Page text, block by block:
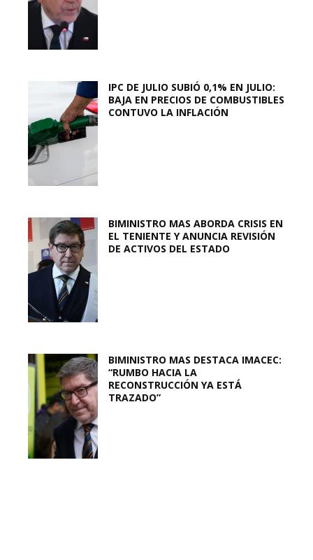
IPC DE JULIO SUBIÓ 0,1% EN JULIO:
BAJA EN PRECIOS DE COMBUSTIBLES
CONTUVO LA INFLACIÓN
BIMINISTRO MAS ABORDA CRISIS EN
EL TENIENTE Y ANUNCIA REVISIÓN
DE ACTIVOS DEL ESTADO
BIMINISTRO MAS DESTACA IMACEC:
“RUMBO HACIA LA
RECONSTRUCCIÓN YA ESTÁ
TRAZADO”